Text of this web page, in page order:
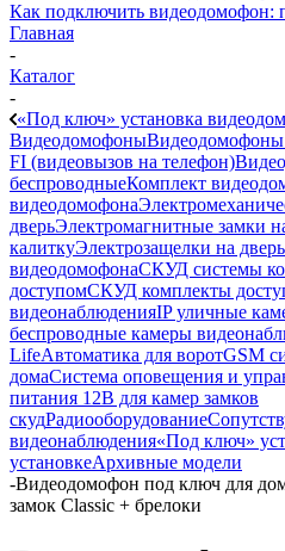
Как подключить видеодомофон:
Главная
-
Каталог
-
«Под ключ» установка
Видеодомофоны
FI (видеовызов на телефон)
беспроводныеКомплект
видеодомофона
дверьЭлектромагнитные замки
калиткуЭлектрозащелки на дверь
видеодомофонаСКУД системы
доступомСКУД комплекты
видеонаблюденияIP уличные
беспроводные камеры
LifeАвтоматика для воротGSM
домаCистема оповещения и
питания 12В для камер замков
скудРадиооборудование
видеонаблюдения«Под ключ»
установкеАрхивные модели
-Видеодомофон под ключ для
замок Classic + брелоки